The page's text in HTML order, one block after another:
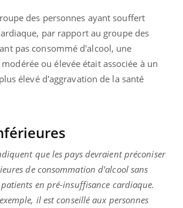
des personnes ayant souffert
par rapport au groupe des
pas consommé d'alcool, une
ou élevée était associée à un
élevé d'aggravation de la santé
que les pays devraient préconiser
de consommation d'alcool sans
en pré-insuffisance cardiaque.
il est conseillé aux personnes